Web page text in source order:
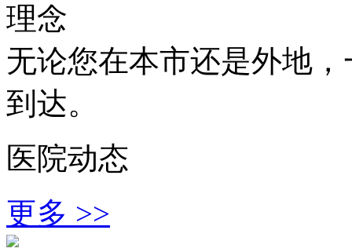
理念
无论您在本市还是外地
到达。
医院动态
更多 >>